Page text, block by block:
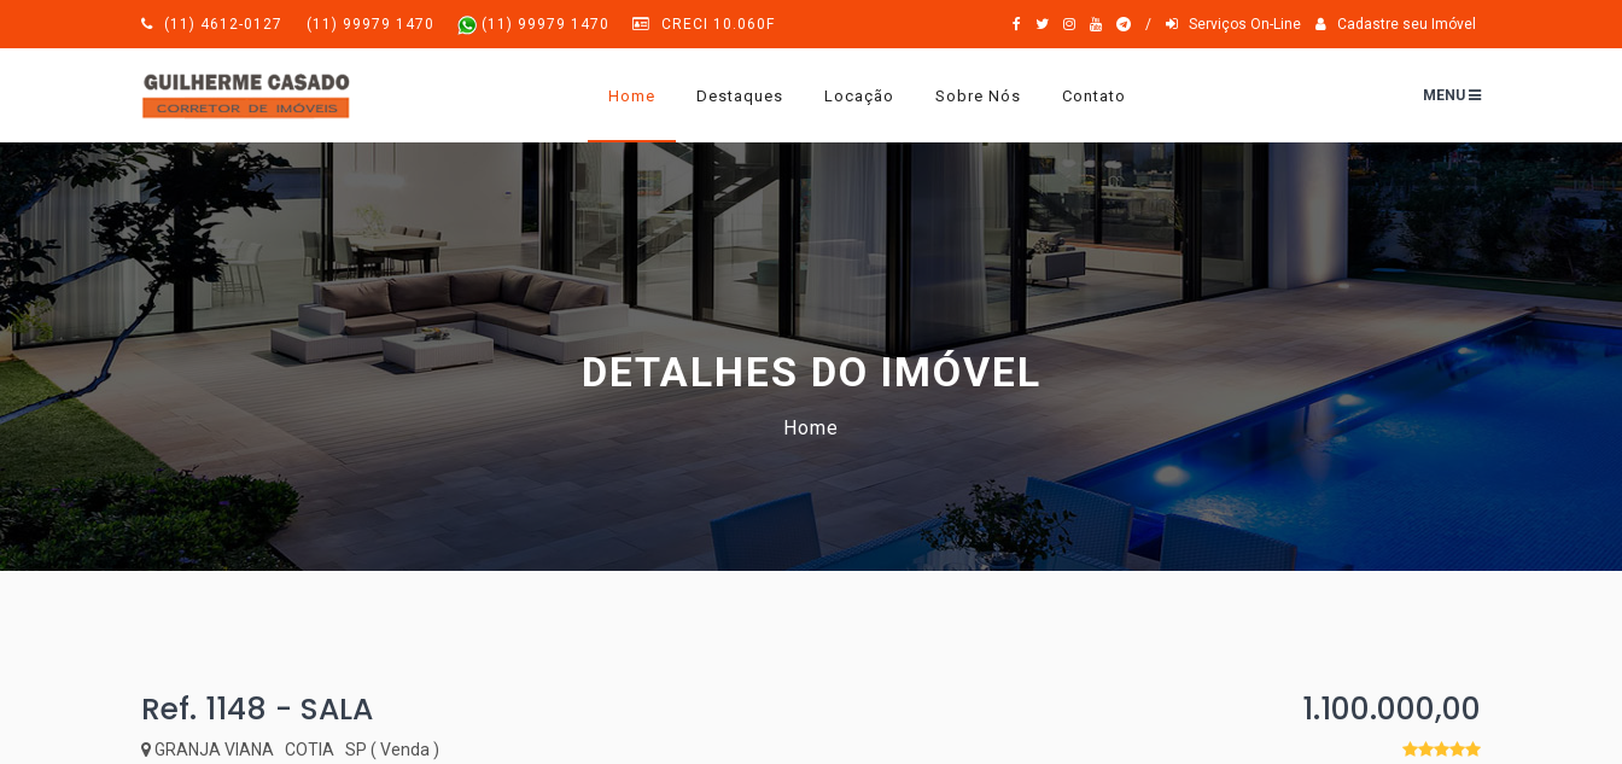
(11) 4612-0127 (11) 99979 1470 (11) 99979 1470 CRECI 10.060F / Serviços On-Line Cadastre seu Imóvel
Home Destaques Locação Sobre Nós Contato MENU
DETALHES DO IMÓVEL
Home
Ref. 1148 - SALA
GRANJA VIANA COTIA SP ( Venda )
1.100.000,00